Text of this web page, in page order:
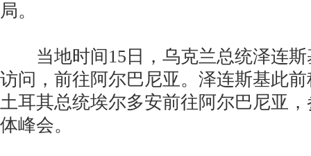
局。
当地时间15日，乌克兰总统泽连斯
访问，前往阿尔巴尼亚。泽连斯基此
土耳其总统埃尔多安前往阿尔巴尼亚
体峰会。